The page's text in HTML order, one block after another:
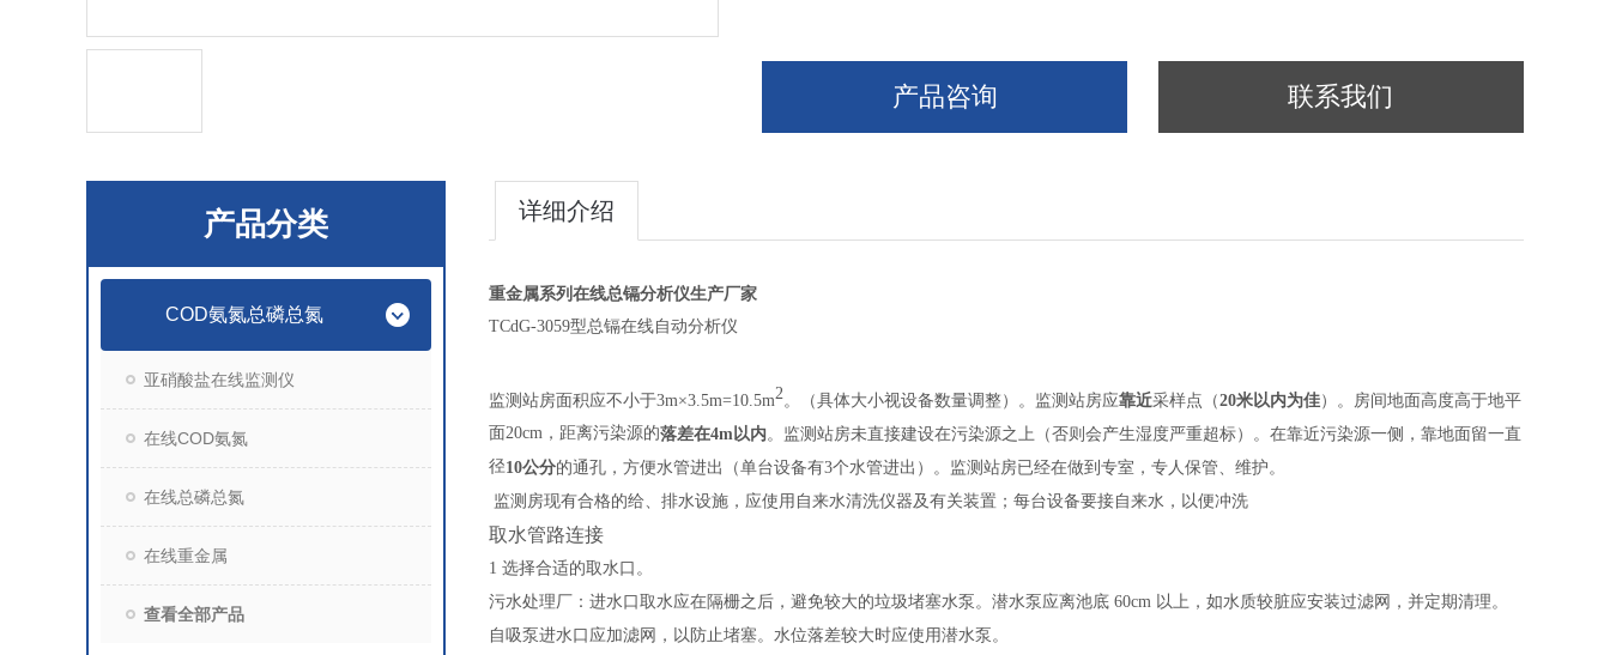
产品咨询 联系我们
产品分类
COD氨氮总磷总氮
亚硝酸盐在线监测仪
在线COD氨氮
在线总磷总氮
在线重金属
查看全部产品
详细介绍
重金属系列在线总镉分析仪生产厂家
TCdG-3059型总镉在线自动分析仪
监测站房面积应不小于3m×3.5m=10.5m2。（具体大小视设备数量调整）。监测站房应靠近采样点（20米以内为佳）。房间地面高度高于地平
面20cm，距离污染源的落差在4m 以内。监测站房未直接建设在污染源之上（否则会产生湿度严重超标）。在靠近污染源一侧，靠地面留一直
径10公分的通孔，方便水管进出（单台设备有3个水管进出）。监测站房已经在做到专室，专人保管、维护。
监测房现有合格的给、排水设施，应使用自来水清洗仪器及有关装置；每台设备要接自来水，以便冲洗
取水管路连接
1 选择合适的取水口。
污水处理厂：进水口取水应在隔栅之后，避免较大的垃圾堵塞水泵。潜水泵应离池底 60cm 以上，如水质较脏应安装过滤网，并定期清理。
自吸泵进水口应加滤网，以防止堵塞。水位落差较大时应使用潜水泵。